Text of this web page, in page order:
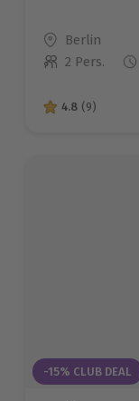
Standort
Berlin
Anzahl der
2 Pers.
4.8 von 5
4.8 (9)
-15% CLUB DEAL